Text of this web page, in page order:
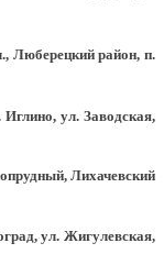
Люберецкий район, п.
ул. Заводская,
Лихачевский
ул. Жигулевская,